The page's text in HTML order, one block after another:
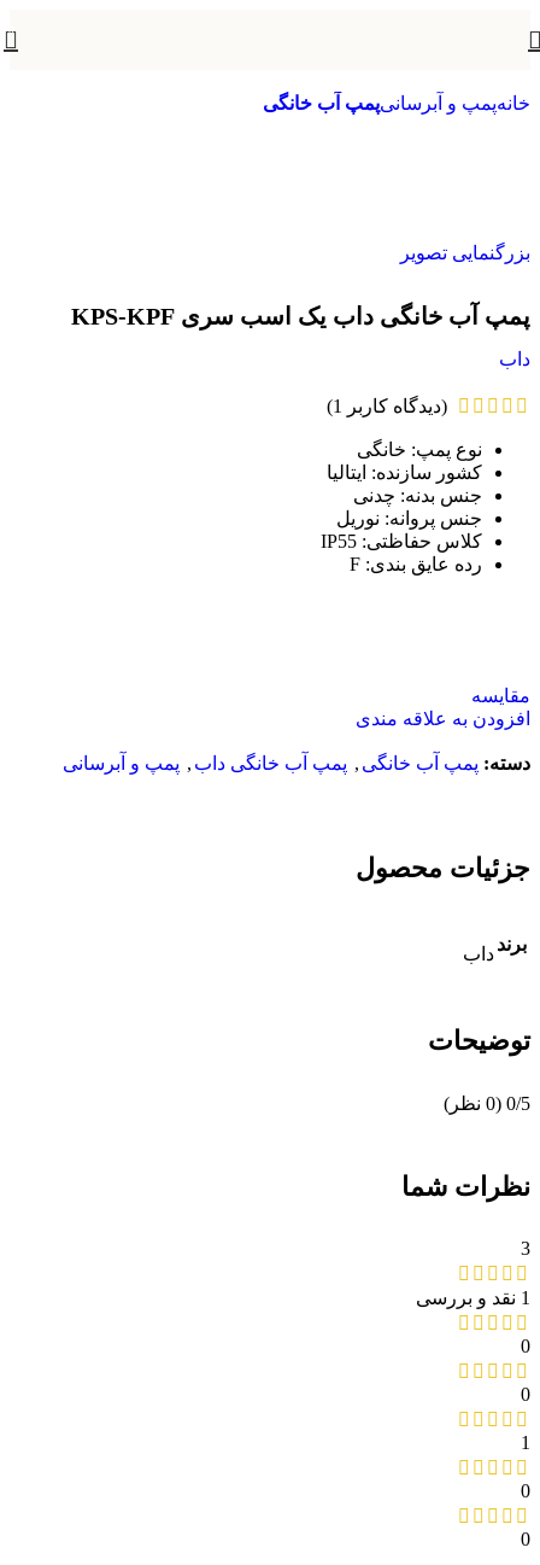
0
خانهپمپ و آبرسانیپمپ آب خانگی
بزرگنمایی تصویر
پمپ آب خانگی داب یک اسب سری KPS-KPF
داب
(دیدگاه کاربر 1
)
نوع پمپ: خانگی
کشور سازنده: ایتالیا
جنس بدنه: چدنی
جنس پروانه: نوریل
کلاس حفاظتی:
IP55
رده عایق بندی:
F
مقایسه
افزودن به علاقه مندی
دسته: پمپ آب خانگی , پمپ آب خانگی داب , پمپ و آبرسانی
جزئیات محصول
برند داب
توضیحات
‫0/5 ‫(0 نظر)
نظرات شما
3
1 نقد و بررسی
0
0
1
0
0